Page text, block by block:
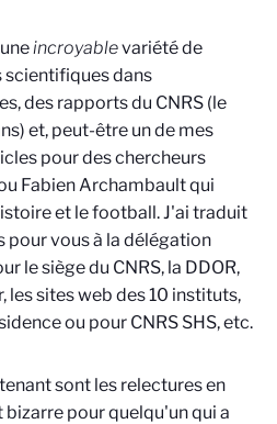
incroyablevariété de
dans
des rapports du CNRS (le
et, peut-être un de mes
pour des chercheurs
Fabien Archambault qui
et le football. J'ai traduit
pour vous à la délégation
le siège du CNRS, la DDOR,
les sites web des 10 instituts,
ou pour CNRS SHS, etc.
sont les relectures en
bizarre pour quelqu'un qui a